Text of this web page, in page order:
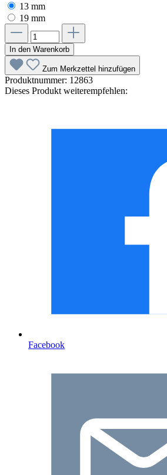
13 mm
19 mm
In den Warenkorb
Zum Merkzettel hinzufügen
Produktnummer: 12863
Dieses Produkt weiterempfehlen:
Facebook